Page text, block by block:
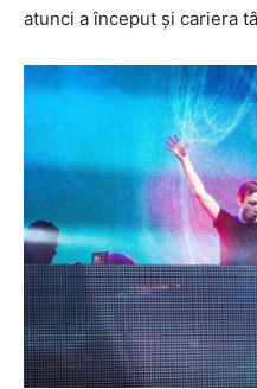
atunci a început și cariera